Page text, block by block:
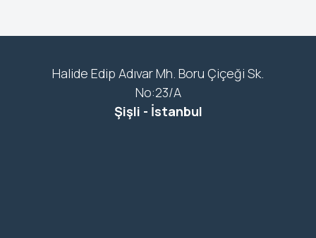
Halide Edip Adıvar Mh. Boru Çiçeği Sk.
No:23/A
Şişli - İstanbul